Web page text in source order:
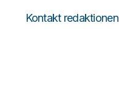
Kontakt redaktionen